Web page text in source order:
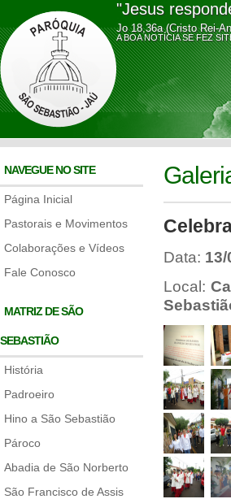
"Jesus
Jo 18,36a (Cristo Rei-
A BOA NOTÍCIA SE
NAVEGUE NO SITE
Página Inicial
Pastorais e Movimentos
Colaborações e Vídeos
Fale Conosco
MATRIZ DE SÃO
SEBASTIÃO
História
Padroeiro
Hino a São Sebastião
Pároco
Abadia de São Norberto
São Francisco de Assis
Data: 13/
Local: